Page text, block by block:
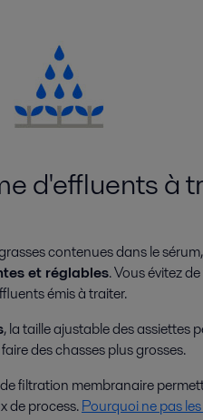
d'effluents à
contenues dans le
et réglables. Vous évitez
émis à traiter.
, la taille ajustable des assiettes
des chasses plus grosses.
filtration membranaire
de process.Pourquoi ne pas